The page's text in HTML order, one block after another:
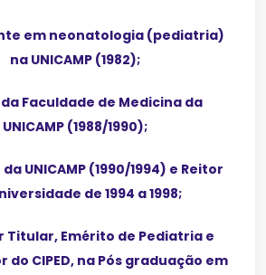
em neonatologia (pediatria)
na UNICAMP (1982);
Faculdade de Medicina da
UNICAMP (1988/1990);
UNICAMP (1990/1994) e Reitor
de 1994 a 1998;
Titular, Emérito de Pediatria e
do CIPED, na Pós graduação em